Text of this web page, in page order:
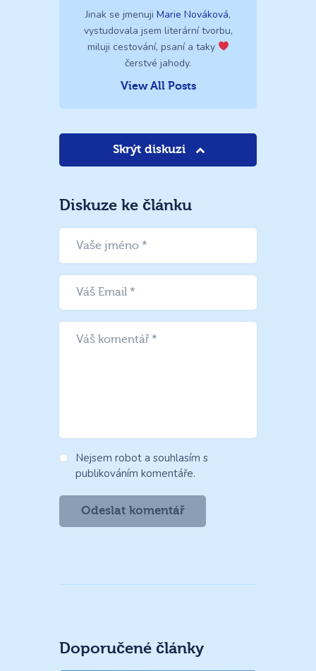
Jinak se jmenuji Marie Nováková,
vystudovala jsem literární tvorbu,
miluji cestování, psaní a taky
čerstvé jahody.
View All Posts
Skrýt diskuzi
Diskuze ke článku
Nejsem robot a souhlasím s
publikováním komentáře.
Doporučené články